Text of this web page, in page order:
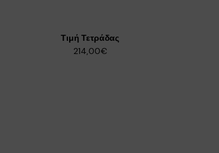
Τιμή Τετράδας
214,00€